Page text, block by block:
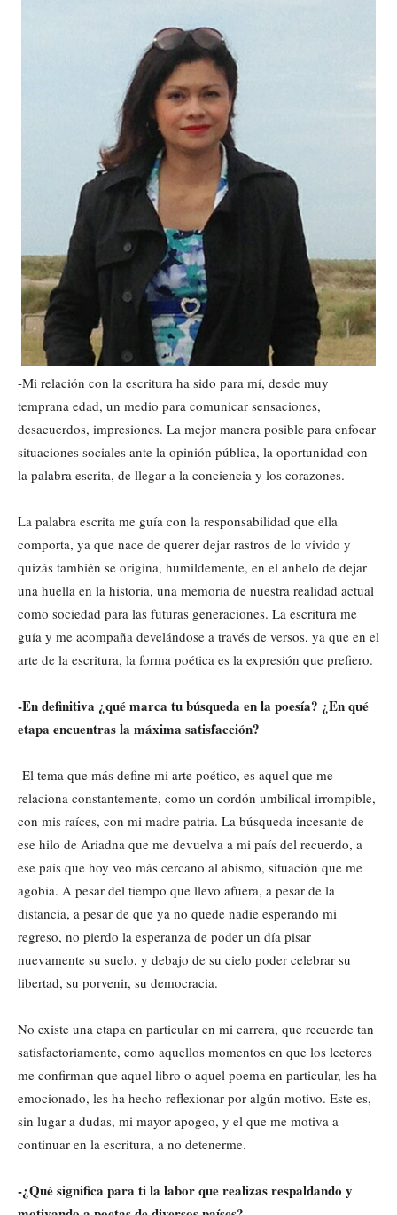
-Mi relación con la escritura ha sido para mí, desde muy
temprana edad, un medio para comunicar sensaciones,
desacuerdos, impresiones. La mejor manera posible para enfocar
situaciones sociales ante la opinión pública, la oportunidad con
la palabra escrita, de llegar a la conciencia y los corazones.
La palabra escrita me guía con la responsabilidad que ella
comporta, ya que nace de querer dejar rastros de lo vivido y
quizás también se origina, humildemente, en el anhelo de dejar
una huella en la historia, una memoria de nuestra realidad actual
como sociedad para las futuras generaciones. La escritura me
guía y me acompaña develándose a través de versos, ya que en el
arte de la escritura, la forma poética es la expresión que prefiero.
-En definitiva ¿qué marca tu búsqueda en la poesía? ¿En qué
etapa encuentras la máxima satisfacción?
-El tema que más define mi arte poético, es aquel que me
relaciona constantemente, como un cordón umbilical irrompible,
con mis raíces, con mi madre patria. La búsqueda incesante de
ese hilo de Ariadna que me devuelva a mi país del recuerdo, a
ese país que hoy veo más cercano al abismo, situación que me
agobia. A pesar del tiempo que llevo afuera, a pesar de la
distancia, a pesar de que ya no quede nadie esperando mi
regreso, no pierdo la esperanza de poder un día pisar
nuevamente su suelo, y debajo de su cielo poder celebrar su
libertad, su porvenir, su democracia.
No existe una etapa en particular en mi carrera, que recuerde tan
satisfactoriamente, como aquellos momentos en que los lectores
me confirman que aquel libro o aquel poema en particular, les ha
emocionado, les ha hecho reflexionar por algún motivo. Este es,
sin lugar a dudas, mi mayor apogeo, y el que me motiva a
continuar en la escritura, a no detenerme.
-¿Qué significa para ti la labor que realizas respaldando y